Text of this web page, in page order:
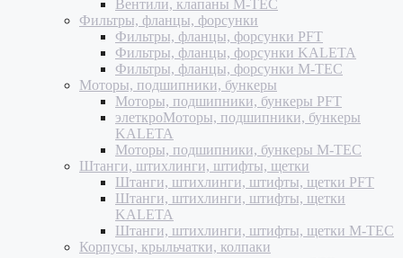
Вентили, клапаны M-TEC
Фильтры, фланцы, форсунки
Фильтры, фланцы, форсунки PFT
Фильтры, фланцы, форсунки KALETA
Фильтры, фланцы, форсунки M-TEC
Моторы, подшипники, бункеры
Моторы, подшипники, бункеры PFT
элеткроМоторы, подшипники, бункеры
KALETA
Моторы, подшипники, бункеры M-TEC
Штанги, штихлинги, штифты, щетки
Штанги, штихлинги, штифты, щетки PFT
Штанги, штихлинги, штифты, щетки
KALETA
Штанги, штихлинги, штифты, щетки M-TEC
Корпусы, крыльчатки, колпаки